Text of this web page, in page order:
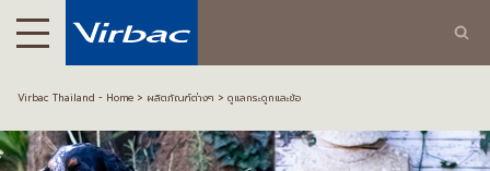
Virbac Thailand - Home ผลิตภัณฑ์ต่างๆ ดูแลกระดูกและข้อ